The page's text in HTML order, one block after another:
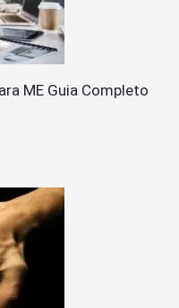
ME Guia Completo